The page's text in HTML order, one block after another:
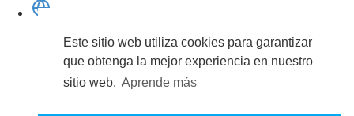
Este sitio web utiliza cookies para garantizar
que obtenga la mejor experiencia en nuestro
sitio web. Aprende más
Arabic
Dutch
French
German